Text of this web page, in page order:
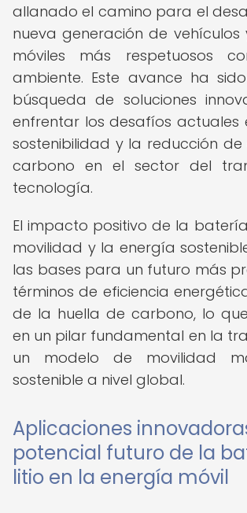
allanado el camino para el
nueva generación de vehículos
móviles más respetuosos
ambiente. Este avance ha
búsqueda de soluciones
enfrentar los desafíos actuales
sostenibilidad y la reducción de
carbono en el sector del
tecnología.
El impacto positivo de la
movilidad y la energía
las bases para un futuro más
términos de eficiencia
de la huella de carbono, lo
en un pilar fundamental en la
un modelo de movilidad
sostenible a nivel global.
Aplicaciones
potencial futuro de la
litio en la energía móvil